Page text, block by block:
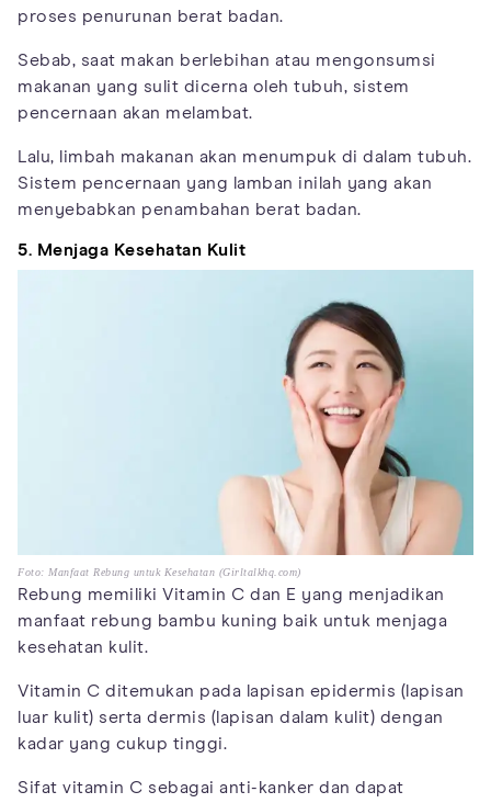
proses penurunan berat badan.
Sebab, saat makan berlebihan atau mengonsumsi
makanan yang sulit dicerna oleh tubuh, sistem
pencernaan akan melambat.
Lalu, limbah makanan akan menumpuk di dalam tubuh.
Sistem pencernaan yang lamban inilah yang akan
menyebabkan penambahan berat badan.
5. Menjaga Kesehatan Kulit
Foto: Manfaat Rebung untuk Kesehatan (Girltalkhq.com)
Rebung memiliki Vitamin C dan E yang menjadikan
manfaat rebung bambu kuning baik untuk menjaga
kesehatan kulit.
Vitamin C ditemukan pada lapisan epidermis (lapisan
luar kulit) serta dermis (lapisan dalam kulit) dengan
kadar yang cukup tinggi.
Sifat vitamin C sebagai anti-kanker dan dapat